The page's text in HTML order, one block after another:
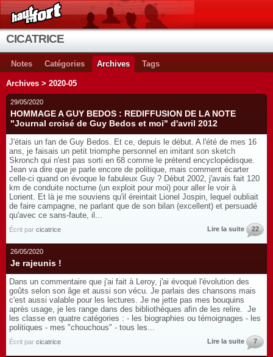
CICATRICE
Notes Catégories Archives Tags
Archives > 2020-05
29/05/2020
HOMMAGE A GUY BEDOS : REDIFFUSION DE LA NOTE
"Journal croisé de Guy Bedos et moi" d'avril 2012
J'étais un fan de Guy Bedos. Et ce, depuis le début. A l'été de mes 16
ans, je faisais un petit triomphe personnel en imitant son sketch
Skronch qui n'est pas sorti en 68 comme le prétend encyclopédisque.
Jean va dire que je parle encore de politique, mais comment écarter
celle-ci quand on évoque le fabuleux Guy ? Début 2002, j'avais fait 120
km de conduite nocturne (un exploit pour moi) pour aller le voir à
Lorient. Et là je me souviens qu'il éreintait Lionel Jospin, lequel oubliait
de faire campagne, ne parlant que de son bilan (excellent) et persuadé
qu'avec ce sans-faute, il...
Écrit par cicatrice Lire la suite 22
26/05/2020
Je rajeunis !
Dans un commentaire que j'ai fait à Leroy, j'ai évoqué l'évolution des
goûts selon son âge et aussi son vécu. Je parlais des chansons mais
c'est aussi valable pour les lectures. Je ne jette pas mes bouquins
après usage, je les range dans des bibliothèques afin de les relire. Je
les classe en quatre catégories : - les biographies ou témoignages - les
politiques - mes "chouchous" - tous les...
Écrit par cicatrice Lire la suite 7